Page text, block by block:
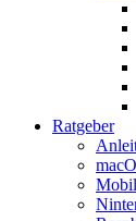
Ratgeber